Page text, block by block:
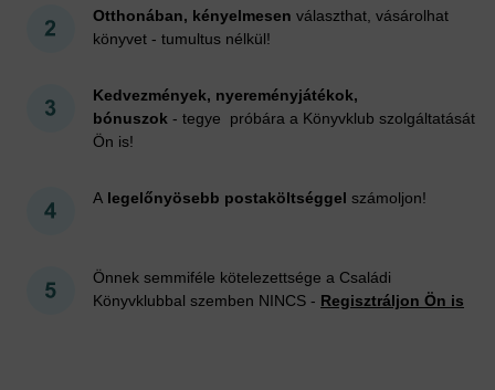
Otthonában, kényelmesen választhat, vásárolhat
könyvet - tumultus nélkül!
Kedvezmények, nyereményjátékok,
bónuszok - tegye próbára a Könyvklub szolgáltatását
Ön is!
A legelőnyösebb postaköltséggel számoljon!
Önnek semmiféle kötelezettsége a Családi
Könyvklubbal szemben NINCS - Regisztráljon Ön is